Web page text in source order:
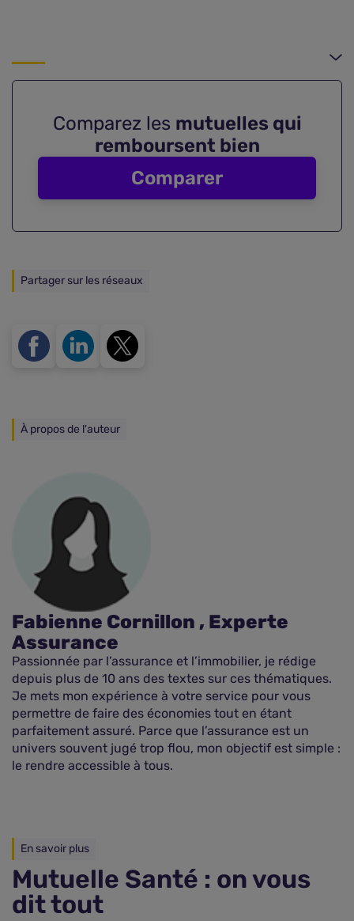
Comparez les mutuelles qui
remboursent bien
Comparer
Partager sur les réseaux
À propos de l'auteur
Fabienne Cornillon , Experte
Assurance
Passionnée par l’assurance et l’immobilier, je rédige
depuis plus de 10 ans des textes sur ces thématiques.
Je mets mon expérience à votre service pour vous
permettre de faire des économies tout en étant
parfaitement assuré. Parce que l’assurance est un
univers souvent jugé trop flou, mon objectif est simple :
le rendre accessible à tous.
En savoir plus
Mutuelle Santé : on vous
dit tout